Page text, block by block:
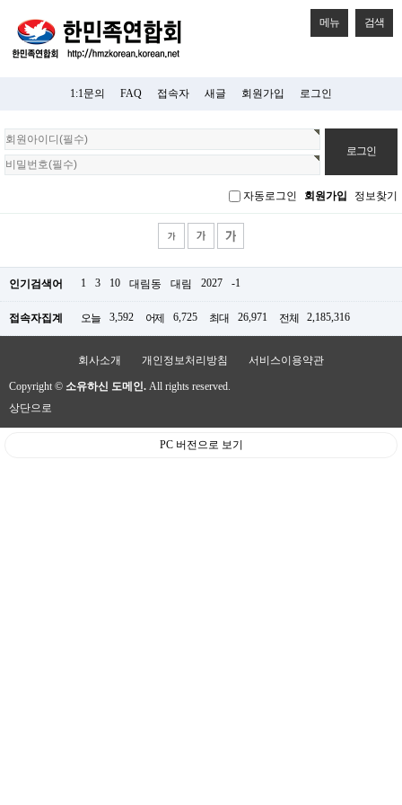
메뉴 검색
1:1문의 FAQ 접속자 새글 회원가입 로그인
회
원
로
자동로그인 회원가입 정보찾기
인기검색어 1 3 10 대림동 대림 2027 -1
접속자집계 오늘 3,592 어제 6,725 최대 26,971 전체 2,185,316
회사소개 개인정보처리방침 서비스이용약관
Copyright © 소유하신 도메인. All rights reserved.
상단으로
PC 버전으로 보기